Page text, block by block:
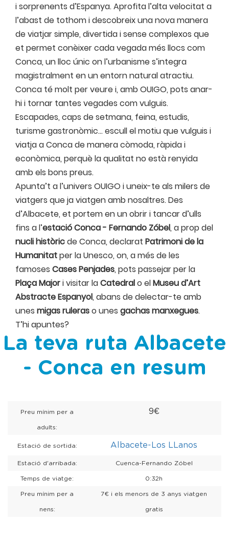
i sorprenents d’Espanya. Aprofita l’alta velocitat a
l’abast de tothom i descobreix una nova manera
de viatjar simple, divertida i sense complexos que
et permet conèixer cada vegada més llocs com
Conca, un lloc únic on l’urbanisme s’integra
magistralment en un entorn natural atractiu.
Conca té molt per veure i, amb OUIGO, pots anar-
hi i tornar tantes vegades com vulguis.
Escapades, caps de setmana, feina, estudis,
turisme gastronòmic… escull el motiu que vulguis i
viatja a Conca de manera còmoda, ràpida i
econòmica, perquè la qualitat no està renyida
amb els bons preus.
Apunta’t a l’univers OUIGO i uneix-te als milers de
viatgers que ja viatgen amb nosaltres. Des
d’Albacete, et portem en un obrir i tancar d’ulls
fins a l’estació Conca - Fernando Zóbel, a prop del
nucli històricde Conca, declarat Patrimoni de la
Humanitatper la Unesco, on, a més de les
famoses Cases Penjades, pots passejar per la
Plaça Majori visitar laCatedralo elMuseu d’Art
Abstracte Espanyol, abans de delectar-te amb
unes migas ruleraso unes gachas manxegues.
T’hi apuntes?
La teva ruta Albacete
- Conca en resum
Preu mínim per a
adults:
9€
Estació de sortida: Albacete-Los LLanos
Estació d'arribada: Cuenca-Fernando Zóbel
Temps de viatge: 0:32h
Preu mínim per a
nens:
7€ i els menors de 3 anys viatgen
gratis